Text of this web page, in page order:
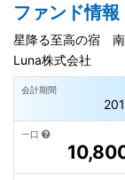
ファンド情報
星降る至高の宿 南
Luna株式会社
会計期間
一口